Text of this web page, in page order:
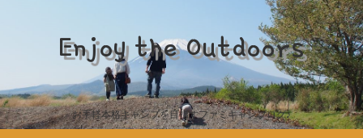
Enjoy the Outdoors
お手軽本格キャンプを目指すファミキャンブログ♪